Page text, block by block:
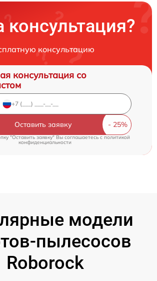
консультацию
консультация со
Оставить заявку
"Оставить заявку" Вы соглашаетесь cполитикой
конфиденциальности
модели
пылесосов
Roborock